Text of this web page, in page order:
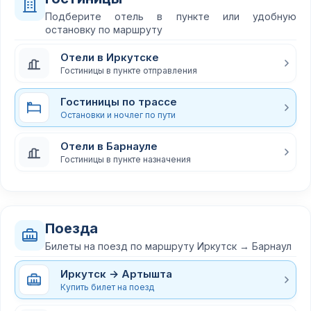
Подберите отель в пункте или удобную
остановку по маршруту
Отели в Иркутске
Гостиницы в пункте отправления
Гостиницы по трассе
Остановки и ночлег по пути
Отели в Барнауле
Гостиницы в пункте назначения
Поезда
Билеты на поезд по маршруту Иркутск → Барнаул
Иркутск → Артышта
Купить билет на поезд